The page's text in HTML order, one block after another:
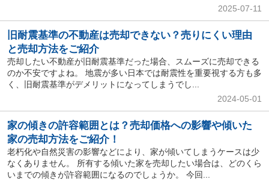
2025-07-11
旧耐震基準の不動産は売却できない？売りにくい理由
と売却方法をご紹介
売却したい不動産が旧耐震基準だった場合、スムーズに売却できる
のか不安ですよね。 地震が多い日本では耐震性を重要視する方も多
く、旧耐震基準がデメリットになってしまうでし...
2024-05-01
家の傾きの許容範囲とは？売却価格への影響や傾いた
家の売却方法をご紹介！
老朽化や自然災害の影響などにより、家が傾いてしまうケースは少
なくありません。 所有する傾いた家を売却したい場合は、どのくら
いまでの傾きが許容範囲になるのでしょうか。 今回...